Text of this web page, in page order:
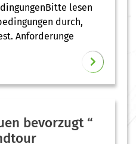
lesen
durch,
Anforderunge
bevorzugt “